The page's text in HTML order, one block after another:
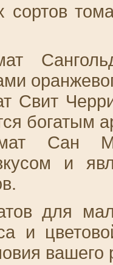
сортов
Свит
богатым
Сан
и
для
и
вашего